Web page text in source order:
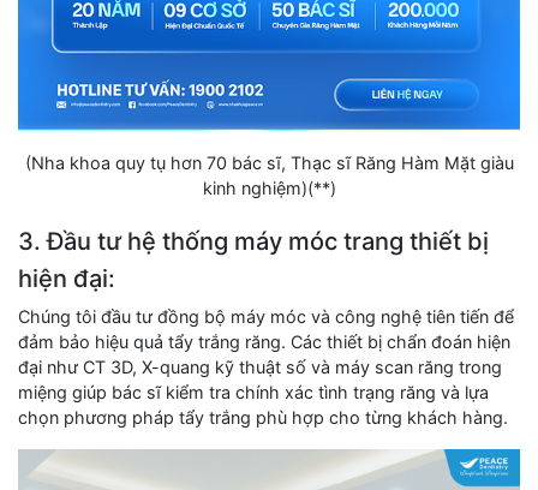
(Nha khoa quy tụ hơn 70 bác sĩ, Thạc sĩ Răng Hàm Mặt giàu
kinh nghiệm)(**)
3. Đầu tư hệ thống máy móc trang thiết bị
hiện đại:
Chúng tôi đầu tư đồng bộ máy móc và công nghệ tiên tiến để
đảm bảo hiệu quả tẩy trắng răng. Các thiết bị chẩn đoán hiện
đại như CT 3D, X-quang kỹ thuật số và máy scan răng trong
miệng giúp bác sĩ kiểm tra chính xác tình trạng răng và lựa
chọn phương pháp tẩy trắng phù hợp cho từng khách hàng.